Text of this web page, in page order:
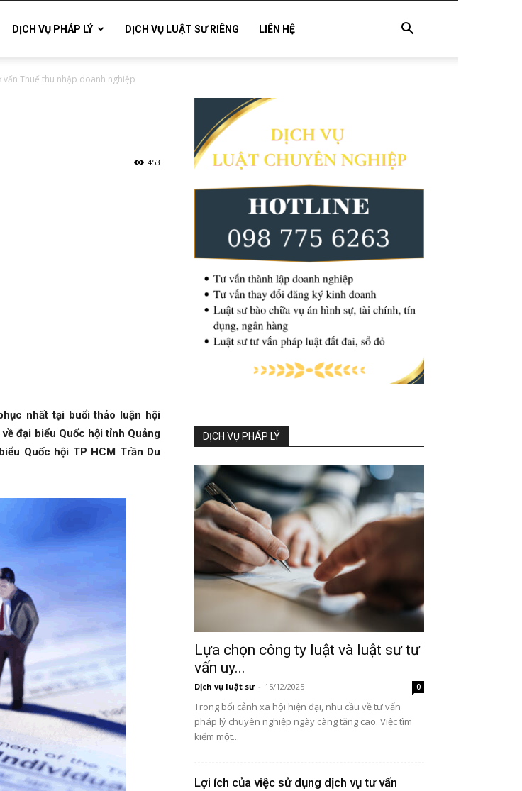
DỊCH VỤ PHÁP LÝ DỊCH VỤ LUẬT SƯ RIÊNG LIÊN HỆ
vấn Thuế thu nhập doanh nghiệp
453
nhất tại buổi thảo luận hội
đại biểu Quốc hội tỉnh Quảng
Quốc hội TP HCM Trần Du
DỊCH VỤ PHÁP LÝ
Lựa chọn công ty luật và luật sư tư
vấn uy...
Dịch vụ luật sư - 15/12/2025 0
Trong bối cảnh xã hội hiện đại, nhu cầu về tư vấn
pháp lý chuyên nghiệp ngày càng tăng cao. Việc tìm
kiếm một...
Lợi ích của việc sử dụng dịch vụ tư vấn